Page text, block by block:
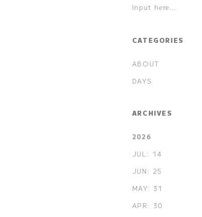
CATEGORIES
ABOUT
DAYS
ARCHIVES
2026
JUL: 14
JUN: 25
MAY: 31
APR: 30